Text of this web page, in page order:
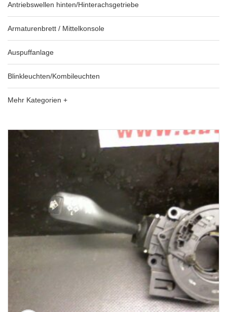
Antriebswellen hinten/Hinterachsgetriebe
Armaturenbrett / Mittelkonsole
Auspuffanlage
Blinkleuchten/Kombileuchten
Mehr Kategorien +